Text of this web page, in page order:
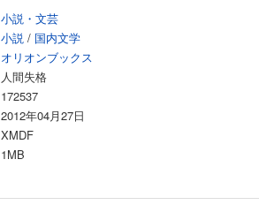
小説・文芸
小説 / 国内文学
オリオンブックス
人間失格
172537
2012年04月27日
XMDF
1MB